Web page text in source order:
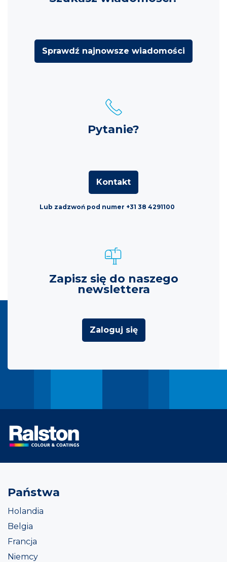
Sprawdź najnowsze wiadomości
Pytanie?
Kontakt
Lub zadzwoń pod numer +31 38 4291100
Zapisz się do naszego
newslettera
Zaloguj się
Państwa
Holandia
Belgia
Francja
Niemcy